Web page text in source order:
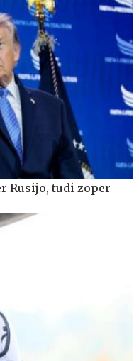
Rusijo, tudi zoper